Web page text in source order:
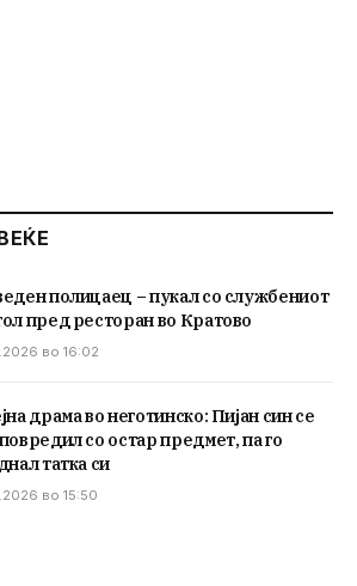
полицаец – пукал со службениот
пред ресторан во Кратово
во 16:02
драма во неготинско: Пијан син се
со остар предмет, па го
татка си
во 15:50